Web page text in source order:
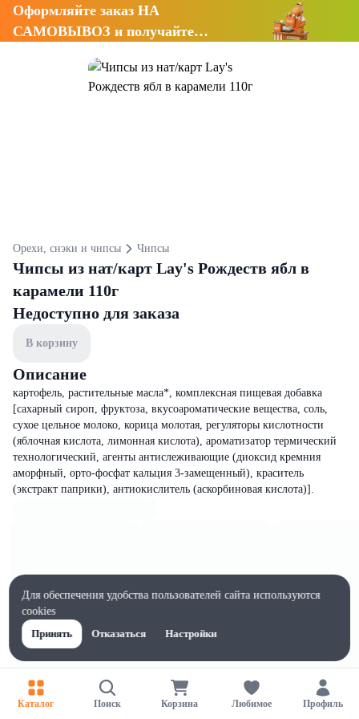
Оформляйте заказ НА
САМОВЫВОЗ и получайте
Орехи, снэки и чипсы Чипсы
Чипсы из нат/карт Lay's Рождеств ябл в
карамели 110г
Недоступно для заказа
В корзину
Описание
картофель, растительные масла*, комплексная пищевая добавка
[сахарный сироп, фруктоза, вкусоароматические вещества, соль,
сухое цельное молоко, корица молотая, регуляторы кислотности
(яблочная кислота, лимонная кислота), ароматизатор термический
технологический, агенты антислеживающие (диоксид кремния
аморфный, орто-фосфат кальция 3-замещенный), краситель
(экстракт паприки), антиокислитель (аскорбиновая кислота)].
Каталог Поиск Корзина Любимое Профиль
Для обеспечения удобства пользователей сайта используются
cookies
Принять
Отказаться Настройки